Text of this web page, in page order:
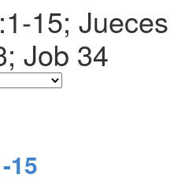
15; Jueces
Job 34
15